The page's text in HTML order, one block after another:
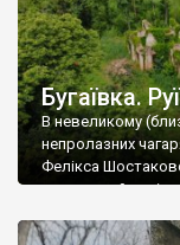
Бугаївка.
В невеликому
непролазних
Фелікса
радянський
століття тут